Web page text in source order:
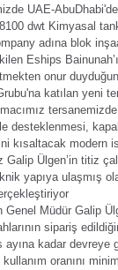
UAE-
dwt Kimyasal
adına blok
Eships
onur
katılan yeni
desteklenmesi,
kısaltacak modern
Ülgen’in titiz
yapıya ulaşmış
Genel Müdür Galip
sipariş
kadar devreye
oranını